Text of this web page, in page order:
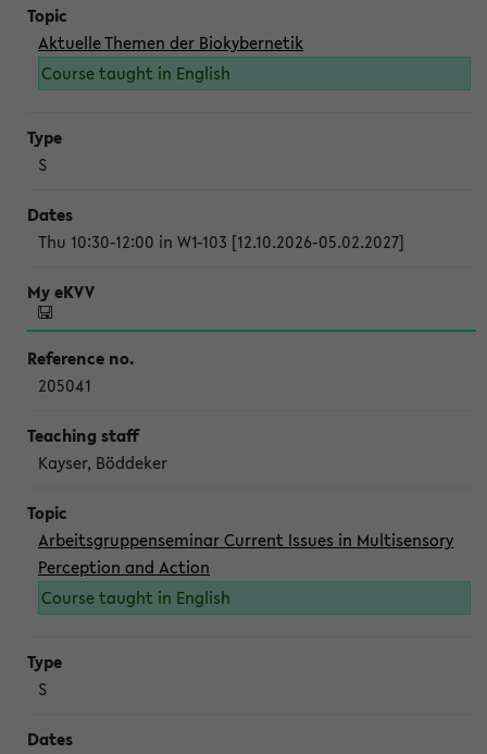
Aktuelle Themen der Biokybernetik
Course taught in English
S
Thu 10:30-12:00 in W1-103 [12.10.2026-05.02.2027]
205041
Kayser, Böddeker
Arbeitsgruppenseminar Current Issues in Multisensory
Perception and Action
Course taught in English
S